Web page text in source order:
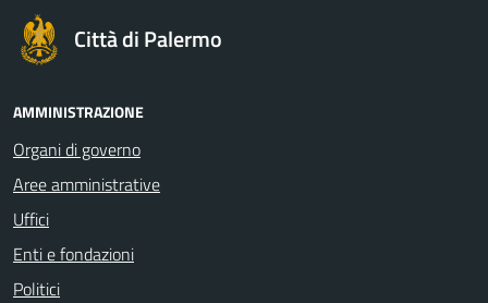
Città di Palermo
AMMINISTRAZIONE
Organi di governo
Aree amministrative
Uffici
Enti e fondazioni
Politici